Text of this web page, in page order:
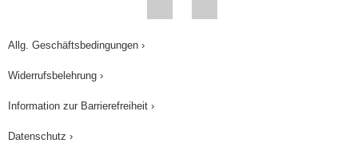
Allg. Geschäftsbedingungen ›
Widerrufsbelehrung ›
Information zur Barrierefreiheit ›
Datenschutz ›